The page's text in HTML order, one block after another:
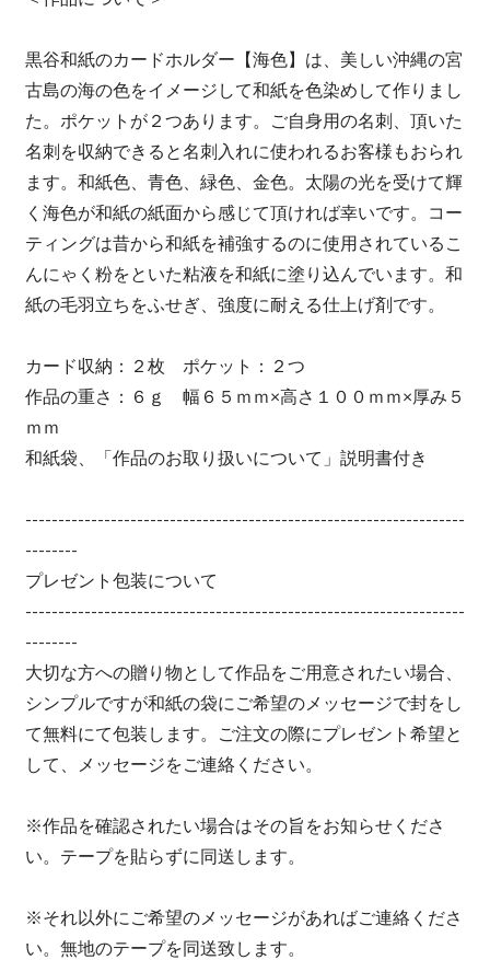
黒谷和紙のカードホルダー【海色】は、美しい沖縄の宮
古島の海の色をイメージして和紙を色染めして作りまし
た。ポケットが２つあります。ご自身用の名刺、頂いた
名刺を収納できると名刺入れに使われるお客様もおられ
ます。和紙色、青色、緑色、金色。太陽の光を受けて輝
く海色が和紙の紙面から感じて頂ければ幸いです。コー
ティングは昔から和紙を補強するのに使用されているこ
んにゃく粉をといた粘液を和紙に塗り込んでいます。和
紙の毛羽立ちをふせぎ、強度に耐える仕上げ剤です。
カード収納：２枚 ポケット：２つ
作品の重さ：６ｇ 幅６５ｍｍ×高さ１００ｍｍ×厚み５
ｍｍ
和紙袋、「作品のお取り扱いについて」説明書付き
-------------------------------------------------------------------
--------
プレゼント包装について
-------------------------------------------------------------------
--------
大切な方への贈り物として作品をご用意されたい場合、
シンプルですが和紙の袋にご希望のメッセージで封をし
て無料にて包装します。ご注文の際にプレゼント希望と
して、メッセージをご連絡ください。
※作品を確認されたい場合はその旨をお知らせくださ
い。テープを貼らずに同送します。
※それ以外にご希望のメッセージがあればご連絡くださ
い。無地のテープを同送致します。